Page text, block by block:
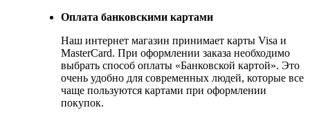
Оплата банковскими картами
Наш интернет магазин принимает карты Visa и
MasterCard. При оформлении заказа необходимо
выбрать способ оплаты «Банковской картой». Это
очень удобно для современных людей, которые все
чаще пользуются картами при оформлении
покупок.